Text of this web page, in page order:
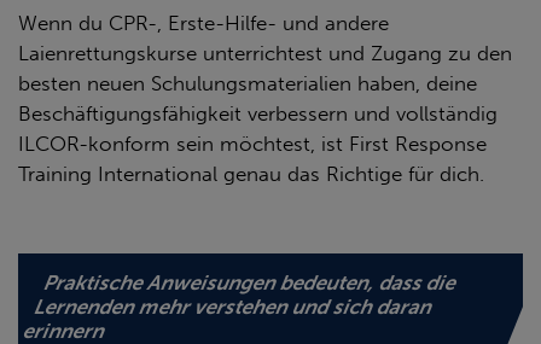
Wenn du CPR-, Erste-Hilfe- und andere
Laienrettungskurse unterrichtest und Zugang zu den
besten neuen Schulungsmaterialien haben, deine
Beschäftigungsfähigkeit verbessern und vollständig
ILCOR-konform sein möchtest, ist First Response
Training International genau das Richtige für dich.
Praktische Anweisungen bedeuten, dass die
Lernenden mehr verstehen und sich daran
erinnern